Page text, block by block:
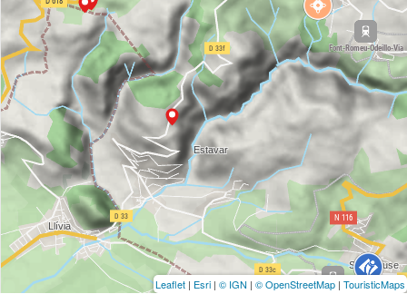
Leaflet | Esri | © IGN | © OpenStreetMap | TouristicMaps